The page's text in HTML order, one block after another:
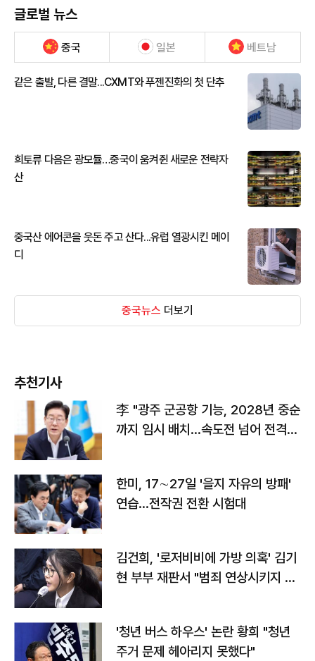
글로벌 뉴스
중국 일본 베트남
같은 출발, 다른 결말...CXMT와 푸젠진화의 첫 단추
희토류 다음은 광모듈…중국이 움켜쥔 새로운 전략자
산
중국산 에어콘을 웃돈 주고 산다...유럽 열광시킨 메이
디
중국뉴스 더보기
추천기사
李 "광주 군공항 기능, 2028년 중순
까지 임시 배치…속도전 넘어 전격
한미, 17∼27일 '을지 자유의 방패'
연습…전작권 전환 시험대
김건희, '로저비비에 가방 의혹' 김기
현 부부 재판서 "범죄 연상시키지 말
'청년 버스 하우스' 논란 황희 "청년
주거 문제 헤아리지 못했다"